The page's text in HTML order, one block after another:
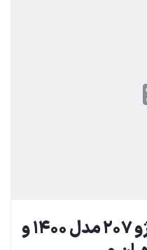
خریدار فوری و نقدی پژو ۲۰۷ مدل ۱۴۰۰ و